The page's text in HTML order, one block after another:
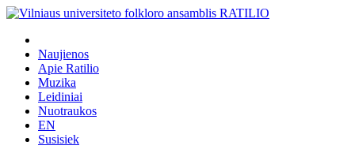
Naujienos
Apie Ratilio
Muzika
Leidiniai
Nuotraukos
EN
Susisiek